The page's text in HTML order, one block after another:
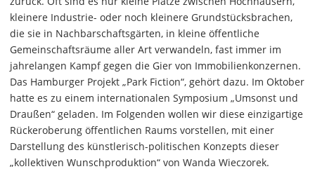
kleinere Industrie- oder noch kleinere Grundstücksbrachen,
die sie in Nachbarschaftsgärten, in kleine öffentliche
Gemeinschaftsräume aller Art verwandeln, fast immer im
jahrelangen Kampf gegen die Gier von Immobilienkonzernen.
Das Hamburger Projekt „Park Fiction“, gehört dazu. Im Oktober
hatte es zu einem internationalen Symposium „Umsonst und
Draußen“ geladen. Im Folgenden wollen wir diese einzigartige
Rückeroberung öffentlichen Raums vorstellen, mit einer
Darstellung des künstlerisch-politischen Konzepts dieser
„kollektiven Wunschproduktion“ von Wanda Wieczorek.